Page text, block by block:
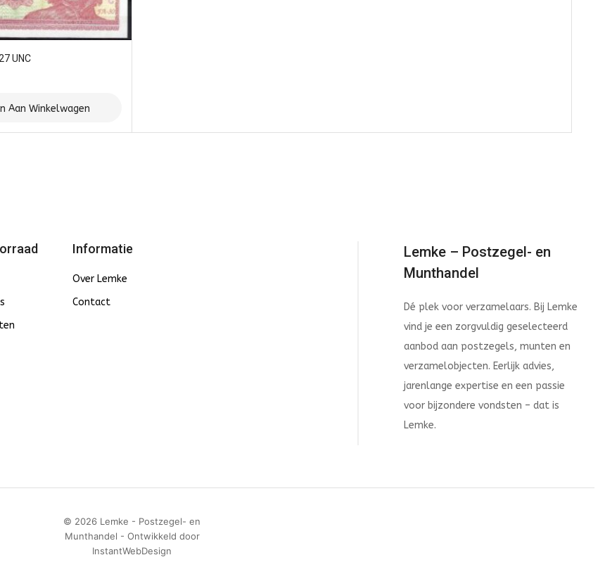
UNC
Aan Winkelwagen
Informatie
Over Lemke
Contact
Lemke – Postzegel- en
Munthandel
Dé plek voor verzamelaars. Bij Lemke
vind je een zorgvuldig geselecteerd
aanbod aan postzegels, munten en
verzamelobjecten. Eerlijk advies,
jarenlange expertise en een passie
voor bijzondere vondsten – dat is
Lemke.
© 2026 Lemke - Postzegel- en
Munthandel - Ontwikkeld door
InstantWebDesign